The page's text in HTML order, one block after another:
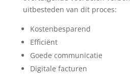
uitbesteden van dit proces:
Kostenbesparend
Efficiënt
Goede communicatie
Digitale facturen